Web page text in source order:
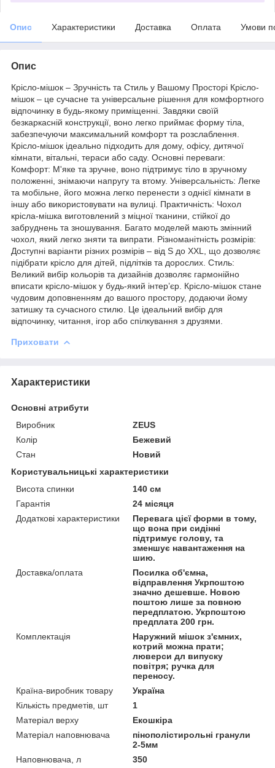
Опис Характеристики Доставка Оплата Умови
Опис
Крісло-мішок – Зручність та Стиль у Вашому Просторі Крісло-
мішок – це сучасне та універсальне рішення для комфортного
відпочинку в будь-якому приміщенні. Завдяки своїй
безкаркасній конструкції, воно легко приймає форму тіла,
забезпечуючи максимальний комфорт та розслаблення.
Крісло-мішок ідеально підходить для дому, офісу, дитячої
кімнати, вітальні, тераси або саду. Основні переваги:
Комфорт: М'яке та зручне, воно підтримує тіло в зручному
положенні, знімаючи напругу та втому. Універсальність: Легке
та мобільне, його можна легко перенести з однієї кімнати в
іншу або використовувати на вулиці. Практичність: Чохол
крісла-мішка виготовлений з міцної тканини, стійкої до
забруднень та зношування. Багато моделей мають змінний
чохол, який легко зняти та випрати. Різноманітність розмірів:
Доступні варіанти різних розмірів – від S до XXL, що дозволяє
підібрати крісло для дітей, підлітків та дорослих. Стиль:
Великий вибір кольорів та дизайнів дозволяє гармонійно
вписати крісло-мішок у будь-який інтер’єр. Крісло-мішок стане
чудовим доповненням до вашого простору, додаючи йому
затишку та сучасного стилю. Це ідеальний вибір для
відпочинку, читання, ігор або спілкування з друзями.
Приховати
Характеристики
Основні атрибути
Виробник
ZEUS
Колір
Бежевий
Стан
Новий
Користувальницькі характеристики
Висота спинки
140 см
Гарантія
24 місяця
Додаткові характеристики
Перевага цієї форми в тому,
що вона при сидінні
підтримує голову, та
зменшує навантаження на
шию.
Доставка/оплата
Посилка об'ємна,
відправлення Укрпоштою
значно дешевше. Новою
поштою лише за повною
передплатою. Укрпоштою
предплата 200 грн.
Комплектація
Наружний мішок з'ємних,
котрий можна прати;
люверси дл випуску
повітря; ручка для
переносу.
Країна-виробник товару
Україна
Кількість предметів, шт
1
Матеріал верху
Екошкіра
Матеріал наповнювача
пінополістирольні гранули
2-5мм
Наповнювача, л
350